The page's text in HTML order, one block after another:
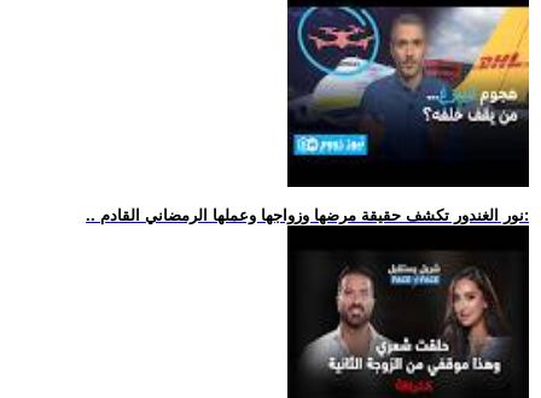
.. نور الغندور تكشف حقيقة مرضها وزواجها وعملها الرمضاني القادم: